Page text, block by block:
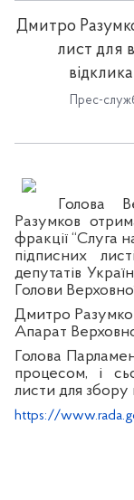
Дмитро
лист для
Прес-
Голова
Разумков
фракції “Слуга
підписних
депутатів
Голови
Дмитро
Апарат
Голова
процесом, і
листи для збору
https://